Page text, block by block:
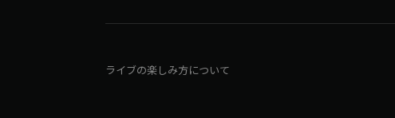
ライブの楽しみ方について